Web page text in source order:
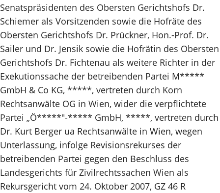
Senatspräsidenten des Obersten Gerichtshofs Dr.
Schiemer als Vorsitzenden sowie die Hofräte des
Obersten Gerichtshofs Dr. Prückner, Hon.-Prof. Dr.
Sailer und Dr. Jensik sowie die Hofrätin des Obersten
Gerichtshofs Dr. Fichtenau als weitere Richter in der
Exekutionssache der betreibenden Partei M*****
GmbH & Co KG, *****, vertreten durch Korn
Rechtsanwälte OG in Wien, wider die verpflichtete
Partei „Ö*****"-***** GmbH, *****, vertreten durch
Dr. Kurt Berger ua Rechtsanwälte in Wien, wegen
Unterlassung, infolge Revisionsrekurses der
betreibenden Partei gegen den Beschluss des
Landesgerichts für Zivilrechtssachen Wien als
Rekursgericht vom 24. Oktober 2007, GZ 46 R